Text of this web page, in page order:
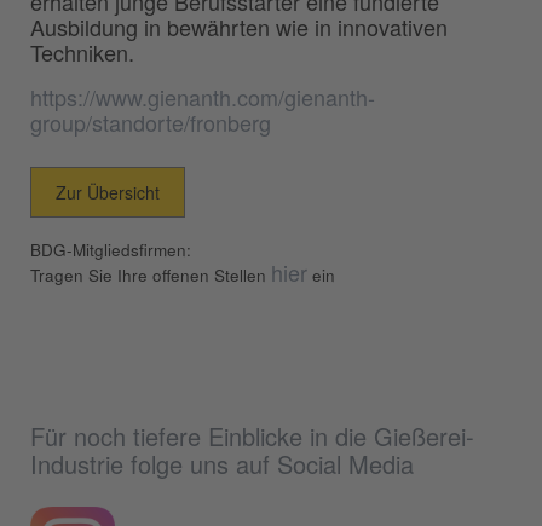
Ausbildung in bewährten wie in innovativen
Techniken.
https://www.gienanth.com/gienanth-
group/standorte/fronberg
Zur Übersicht
BDG-Mitgliedsfirmen:
Tragen Sie Ihre offenen Stellen hier ein
Für noch tiefere Einblicke in die Gießerei-
Industrie folge uns auf Social Media